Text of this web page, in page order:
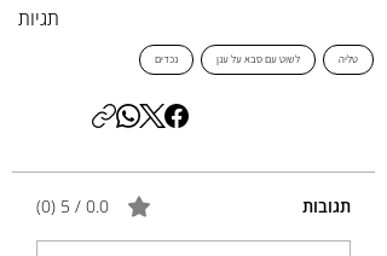
תגיות
טליה לשוט עם סבא על ענן נכדים
תגובות 0.0 / 5 ‏(0)